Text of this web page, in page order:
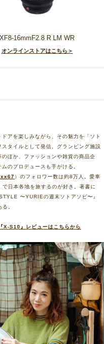
XF8-16mmF2.8 R LM WR
オンラインストアはこちら＞
アを楽しみながら、その魅力を「ソト
スタイルとして発信。グランピング施設
ほか、ファッションや雑貨の商品企
のプロデュースも手がける。
）のフォロワー数は約8万人。愛車
で日本各地を旅するのが好き。著書に
〜YURIEの週末ソトアソビ〜』
。
X-S10』レビューはこちらから